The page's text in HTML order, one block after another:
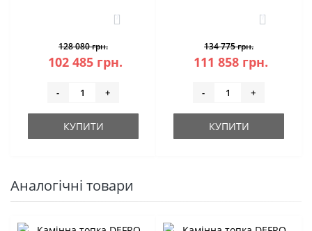
1
128 080 грн.
102 485 грн.
- +
КУПИТИ
1
134 775 грн.
111 858 грн.
- +
КУПИТИ
Аналогічні товари